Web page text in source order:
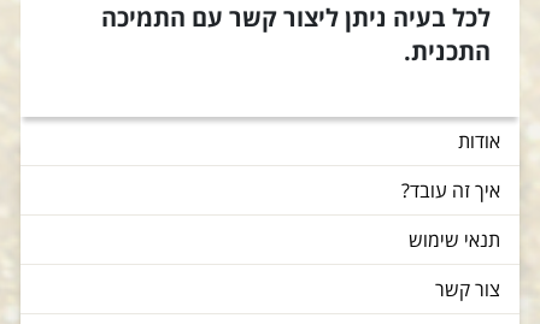
אודות
איך זה עובד?
תנאי שימוש
צור קשר
לכל בעיה ניתן ליצור קשר עם התמיכה
התכנית.